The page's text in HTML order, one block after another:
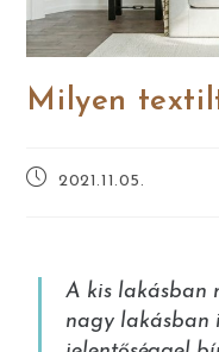
Milyen
2021.11.05.
A kis lakásban
nagy lakásban